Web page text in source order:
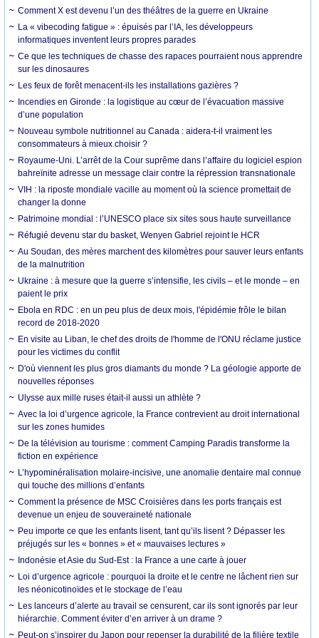
Comment X est devenu l’un des théâtres de la guerre en Ukraine
La « vibecoding fatigue » : épuisés par l’IA, les développeurs
informatiques inventent leurs propres parades
Ce que les techniques de chasse des rapaces pourraient nous apprendre
sur les dinosaures
Les feux de forêt menacent-ils les installations gazières ?
Incendies en Gironde : la logistique au cœur de l’évacuation massive
d’une population
Nouveau symbole nutritionnel au Canada : aidera-t-il vraiment les
consommateurs à mieux choisir ?
Royaume-Uni. L’arrêt de la Cour suprême dans l’affaire du logiciel espion
bahreïnite adresse un message clair contre la répression transnationale
VIH : la riposte mondiale vacille au moment où la science promettait de
changer la donne
Patrimoine mondial : l’UNESCO place six sites sous haute surveillance
Réfugié devenu star du basket, Wenyen Gabriel rejoint le HCR
Au Soudan, des mères marchent des kilomètres pour sauver leurs enfants
de la malnutrition
Ukraine : à mesure que la guerre s’intensifie, les civils – et le monde – en
paient le prix
Ebola en RDC : en un peu plus de deux mois, l'épidémie frôle le bilan
record de 2018-2020
En visite au Liban, le chef des droits de l'homme de l'ONU réclame justice
pour les victimes du conflit
D'où viennent les plus gros diamants du monde ? La géologie apporte de
nouvelles réponses
Ulysse aux mille ruses était-il aussi un athlète ?
Avec la loi d’urgence agricole, la France contrevient au droit international
sur les zones humides
De la télévision au tourisme : comment Camping Paradis transforme la
fiction en expérience
L’hypominéralisation molaire-incisive, une anomalie dentaire mal connue
qui touche des millions d’enfants
Comment la présence de MSC Croisières dans les ports français est
devenue un enjeu de souveraineté nationale
Peu importe ce que les enfants lisent, tant qu’ils lisent ? Dépasser les
préjugés sur les « bonnes » et « mauvaises lectures »
Indonésie et Asie du Sud-Est : la France a une carte à jouer
Loi d’urgence agricole : pourquoi la droite et le centre ne lâchent rien sur
les néonicotinoïdes et le stockage de l’eau
Les lanceurs d’alerte au travail se censurent, car ils sont ignorés par leur
hiérarchie. Comment éviter d’en arriver à un drame ?
Peut-on s’inspirer du Japon pour repenser la durabilité de la filière textile